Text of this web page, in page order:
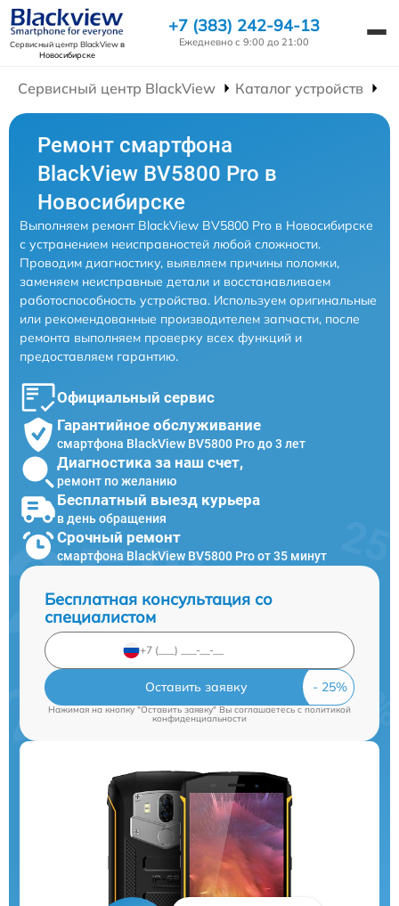
Сервисный центр BlackViewв
Новосибирске
+7 (383) 242-94-13
Ежедневно с 9:00 до 21:00
Сервисный центр BlackView Каталог устройств
Ремонт смартфона
BlackView BV5800 Pro в
Новосибирске
Выполняем ремонт BlackView BV5800 Pro в Новосибирске
с устранением неисправностей любой сложности.
Проводим диагностику, выявляем причины поломки,
заменяем неисправные детали и восстанавливаем
работоспособность устройства. Используем оригинальные
или рекомендованные производителем запчасти, после
ремонта выполняем проверку всех функций и
предоставляем гарантию.
Официальный сервис
Гарантийное обслуживание
смартфона BlackView BV5800 Pro до 3 лет
Диагностика за наш счет,
ремонт по желанию
Бесплатный выезд курьера
в день обращения
Срочный ремонт
смартфона BlackView BV5800 Pro от 35 минут
Бесплатная консультация со
специалистом
Оставить заявку
Нажимая на кнопку "Оставить заявку" Вы соглашаетесь cполитикой
конфиденциальности